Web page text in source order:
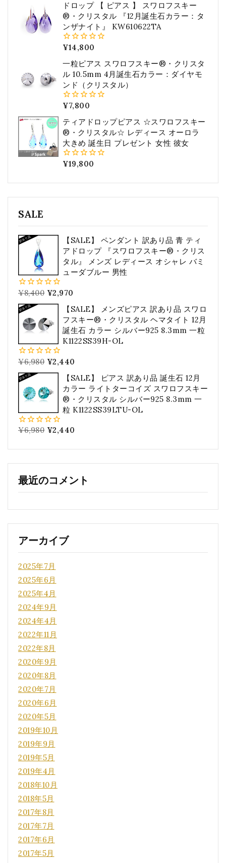
ドロップ 【 ピアス 】 スワロフスキー
®・クリスタル 『12月誕生石カラー：タ
ンザナイト』 KW610622TA
0
¥14,800
一粒ピアス スワロフスキー®・クリスタ
ル 10.5mm 4月誕生石カラー：ダイヤモ
ンド（クリスタル）
0
¥7,800
ティアドロップピアス ☆スワロフスキー
®・クリスタル☆ レディース オーロラ
大きめ 誕生日 プレゼント 女性 彼女
0
¥19,800
SALE
【SALE】 ペンダント 訳あり品 青 ティ
アドロップ 『スワロフスキー®・クリス
タル』 メンズ レディース オシャレ バミ
ューダブルー 男性
0
5
¥8,400 ¥2,970
【SALE】 メンズピアス 訳あり品 スワロ
フスキー®・クリスタル ヘマタイト 12月
誕生石 カラー シルバー925 8.3mm 一粒
K1122SS39H-OL
0
5
¥6,980 ¥2,440
【SALE】 ピアス 訳あり品 誕生石 12月
カラー ライトターコイズ スワロフスキー
®・クリスタル シルバー925 8.3mm 一
粒 K1122SS39LTU-OL
0
¥6,980 ¥2,440
最近のコメント
アーカイブ
2025年7月
2025年6月
2025年4月
2024年9月
2024年4月
2022年11月
2022年8月
2020年9月
2020年8月
2020年7月
2020年6月
2020年5月
2019年10月
2019年9月
2019年5月
2019年4月
2018年10月
2018年5月
2017年8月
2017年7月
2017年6月
2017年5月